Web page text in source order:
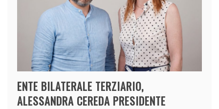
ENTE BILATERALE TERZIARIO,
ALESSANDRA CEREDA PRESIDENTE